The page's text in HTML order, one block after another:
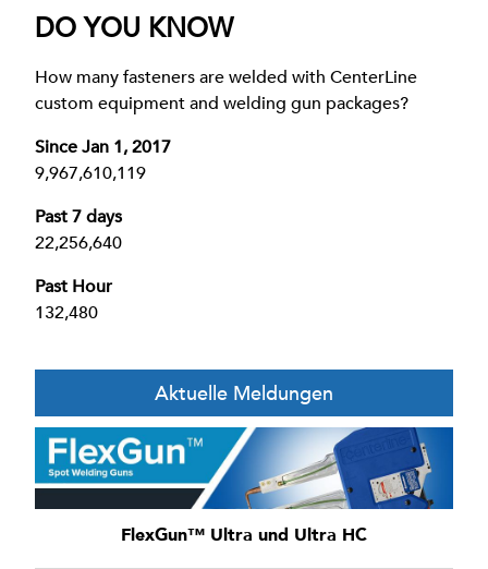
DO YOU KNOW
How many fasteners are welded with CenterLine
custom equipment and welding gun packages?
Since Jan 1, 2017
9,967,610,119
Past 7 days
22,256,640
Past Hour
132,480
Aktuelle Meldungen
FlexGun™ Ultra und Ultra HC